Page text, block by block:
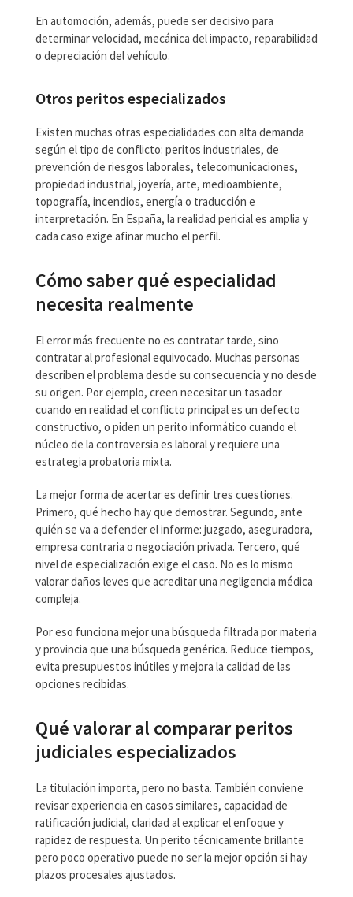
En automoción, además, puede ser decisivo para
determinar velocidad, mecánica del impacto, reparabilidad
o depreciación del vehículo.
Otros peritos especializados
Existen muchas otras especialidades con alta demanda
según el tipo de conflicto: peritos industriales, de
prevención de riesgos laborales, telecomunicaciones,
propiedad industrial, joyería, arte, medioambiente,
topografía, incendios, energía o traducción e
interpretación. En España, la realidad pericial es amplia y
cada caso exige afinar mucho el perfil.
Cómo saber qué especialidad
necesita realmente
El error más frecuente no es contratar tarde, sino
contratar al profesional equivocado. Muchas personas
describen el problema desde su consecuencia y no desde
su origen. Por ejemplo, creen necesitar un tasador
cuando en realidad el conflicto principal es un defecto
constructivo, o piden un perito informático cuando el
núcleo de la controversia es laboral y requiere una
estrategia probatoria mixta.
La mejor forma de acertar es definir tres cuestiones.
Primero, qué hecho hay que demostrar. Segundo, ante
quién se va a defender el informe: juzgado, aseguradora,
empresa contraria o negociación privada. Tercero, qué
nivel de especialización exige el caso. No es lo mismo
valorar daños leves que acreditar una negligencia médica
compleja.
Por eso funciona mejor una búsqueda filtrada por materia
y provincia que una búsqueda genérica. Reduce tiempos,
evita presupuestos inútiles y mejora la calidad de las
opciones recibidas.
Qué valorar al comparar peritos
judiciales especializados
La titulación importa, pero no basta. También conviene
revisar experiencia en casos similares, capacidad de
ratificación judicial, claridad al explicar el enfoque y
rapidez de respuesta. Un perito técnicamente brillante
pero poco operativo puede no ser la mejor opción si hay
plazos procesales ajustados.